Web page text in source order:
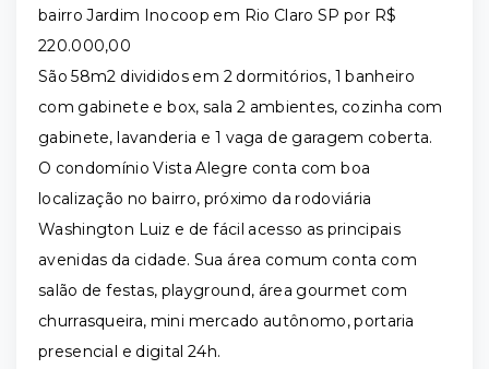
bairro Jardim Inocoop em Rio Claro SP por R$
220.000,00
São 58m2 divididos em 2 dormitórios, 1 banheiro
com gabinete e box, sala 2 ambientes, cozinha com
gabinete, lavanderia e 1 vaga de garagem coberta.
O condomínio Vista Alegre conta com boa
localização no bairro, próximo da rodoviária
Washington Luiz e de fácil acesso as principais
avenidas da cidade. Sua área comum conta com
salão de festas, playground, área gourmet com
churrasqueira, mini mercado autônomo, portaria
presencial e digital 24h.